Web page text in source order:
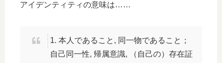
アイデンティティの意味は……
1. 本人であること, 同一物であること；
自己同一性, 帰属意識, （自己の）存在証